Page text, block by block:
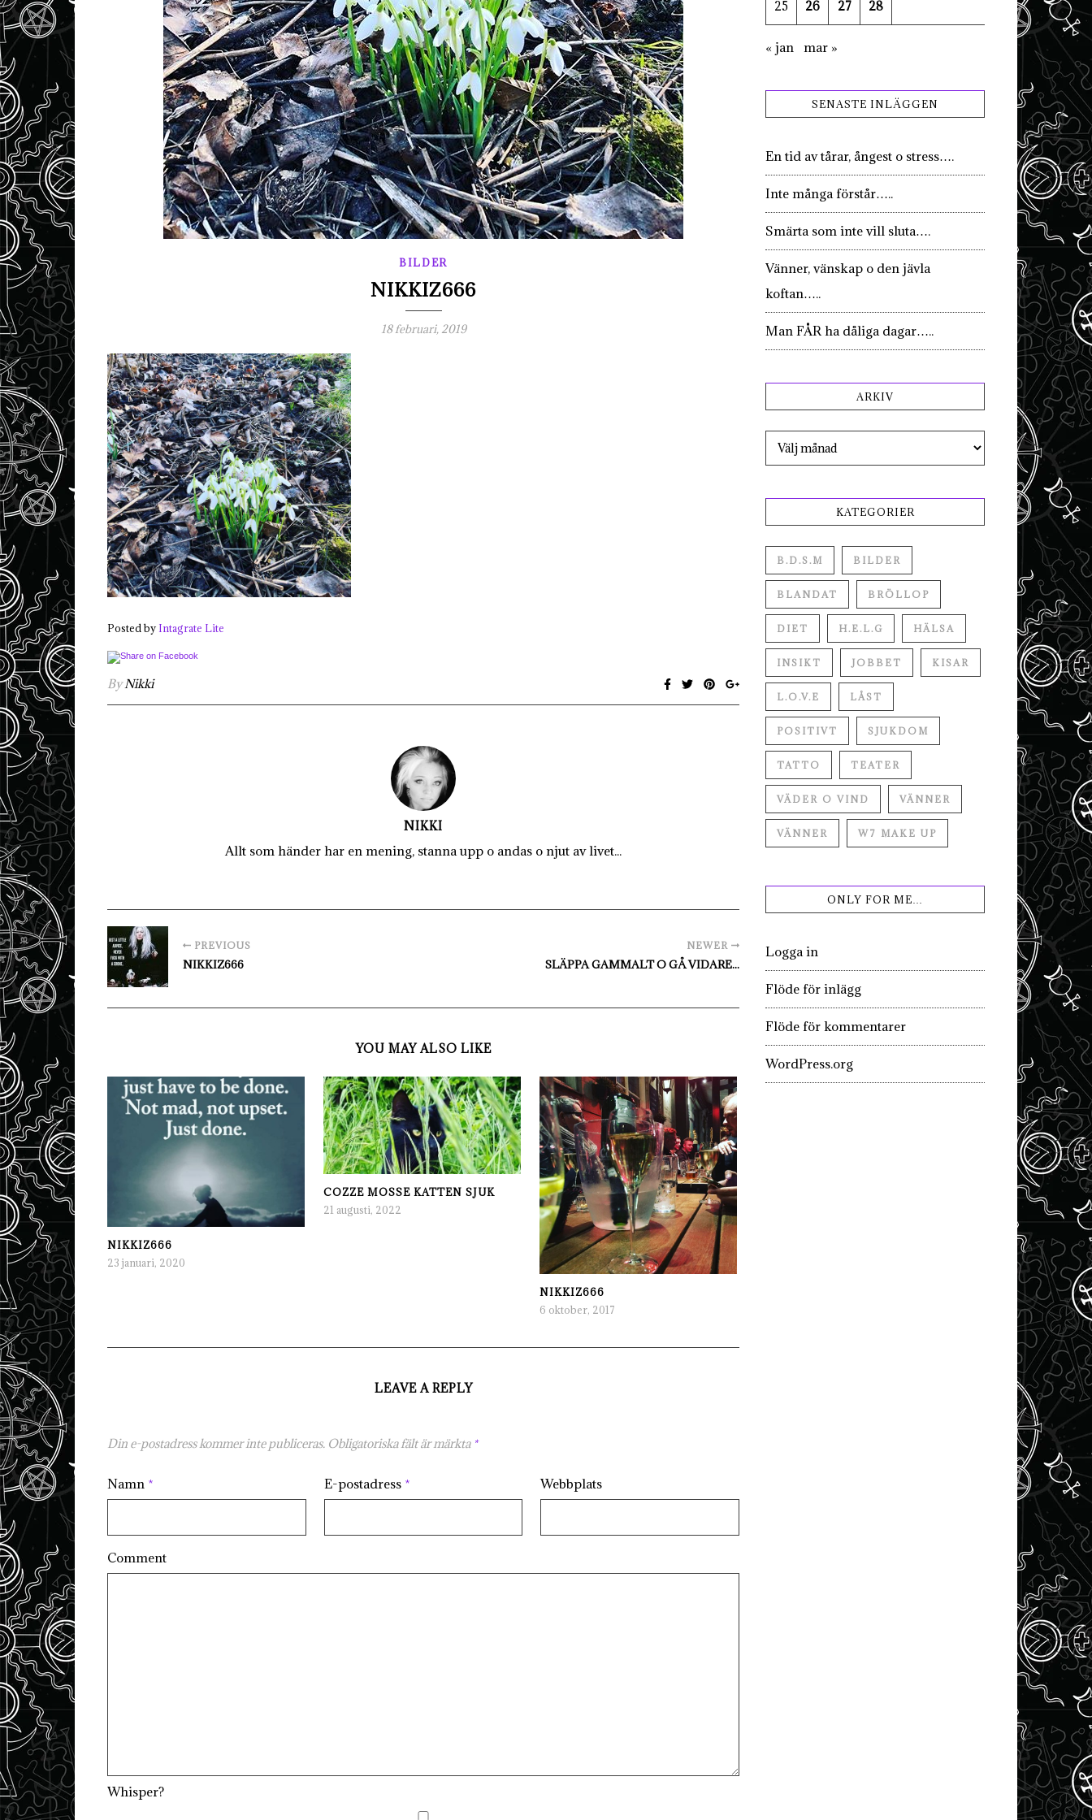
BILDER
NIKKIZ666
18 februari, 2019
Posted by Intagrate Lite
ByNikki
NIKKI
Allt som händer har en mening, stanna upp o andas o njut av livet...
PREVIOUS
NIKKIZ666
NEWER
SLÄPPA GAMMALT O GÅ VIDARE...
YOU MAY ALSO LIKE
NIKKIZ666
23 januari, 2020
COZZE MOSSE KATTEN SJUK
21 augusti, 2022
NIKKIZ666
6 oktober, 2017
LEAVE A REPLY
Din e-postadress kommer inte publiceras. Obligatoriska fält är märkta *
Namn * E-postadress * Webbplats
Comment
Whisper?
25 26 27 28
« jan mar »
SENASTE INLÄGGEN
En tid av tårar, ångest o stress….
Inte många förstår…..
Smärta som inte vill sluta….
Vänner, vänskap o den jävla
koftan…..
Man FÅR ha dåliga dagar…..
ARKIV
Arkiv
KATEGORIER
B.D.S.M BILDER
BLANDAT BRÖLLOP
DIET H.E.L.G HÄLSA
INSIKT JOBBET KISAR
L.O.V.E LÅST
POSITIVT SJUKDOM
TATTO TEATER
VÄDER O VIND VÄNNER
VÄNNER W7 MAKE UP
ONLY FOR ME…
Logga in
Flöde för inlägg
Flöde för kommentarer
WordPress.org